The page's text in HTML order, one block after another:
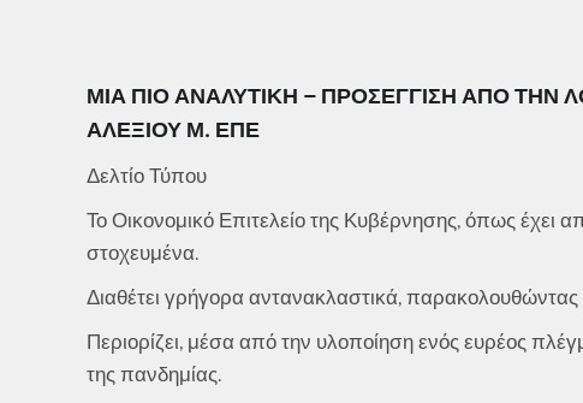
ΜΙΑ ΠΙΟ ΑΝΑΛΥΤΙΚΉ – ΠΡΟΣΕΓΓΙΣΗ ΑΠΟ ΤΗΝ
ΑΛΕΞΊΟΥ Μ. ΕΠΕ
Δελτίο Τύπου
Το Οικονομικό Επιτελείο της Κυβέρνησης, όπως έχει
στοχευμένα.
Διαθέτει γρήγορα αντανακλαστικά, παρακολουθώντας
Περιορίζει, μέσα από την υλοποίηση ενός ευρέος
της πανδημίας.